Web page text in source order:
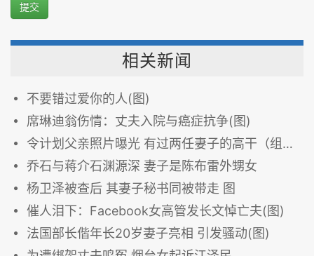
提交
相关新闻
不要错过爱你的人(图)
席琳迪翁伤情：丈夫入院与癌症抗争(图)
令计划父亲照片曝光 有过两任妻子的高干（组图）
乔石与蒋介石渊源深 妻子是陈布雷外甥女
杨卫泽被查后 其妻子秘书同被带走 图
催人泪下：Facebook女高管发长文悼亡夫(图)
法国部长偕年长20岁妻子亮相 引发骚动(图)